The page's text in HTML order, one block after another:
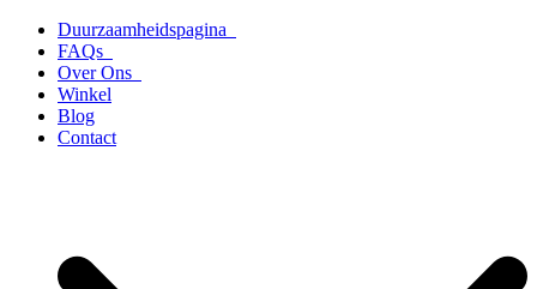
naar
inhoud
Duurzaamheidspagina
FAQs
Over Ons
Winkel
Blog
Contact